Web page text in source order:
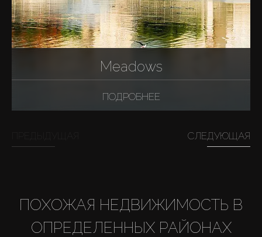
Meadows
ПОДРОБНЕЕ
СЛЕДУЮЩАЯ
ПОХОЖАЯ НЕДВИЖИМОСТЬ В
ОПРЕДЕЛЕННЫХ РАЙОНАХ